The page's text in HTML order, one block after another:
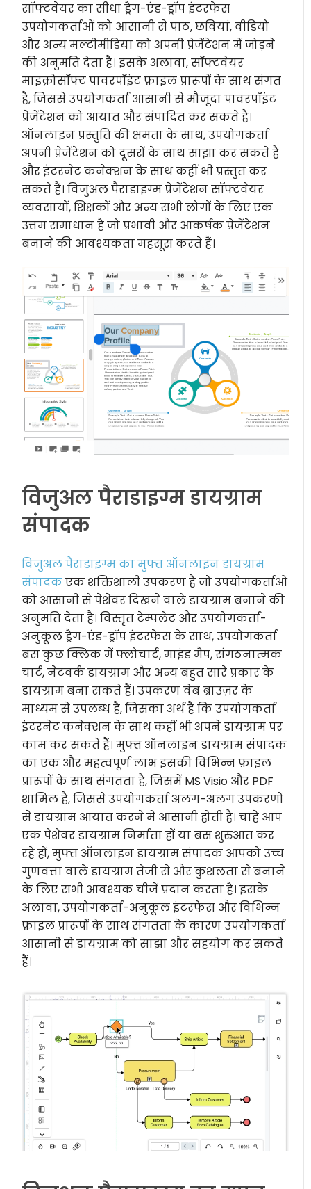
सॉफ्टवेयर का सीधा ड्रैग-एंड-ड्रॉप इंटरफेस
उपयोगकर्ताओं को आसानी से पाठ, छवियां, वीडियो
और अन्य मल्टीमीडिया को अपनी प्रेजेंटेशन में जोड़ने
की अनुमति देता है। इसके अलावा, सॉफ्टवेयर
माइक्रोसॉफ्ट पावरपॉइंट फ़ाइल प्रारूपों के साथ संगत
है, जिससे उपयोगकर्ता आसानी से मौजूदा पावरपॉइंट
प्रेजेंटेशन को आयात और संपादित कर सकते हैं।
ऑनलाइन प्रस्तुति की क्षमता के साथ, उपयोगकर्ता
अपनी प्रेजेंटेशन को दूसरों के साथ साझा कर सकते हैं
और इंटरनेट कनेक्शन के साथ कहीं भी प्रस्तुत कर
सकते हैं। विजुअल पैराडाइग्म प्रेजेंटेशन सॉफ्टवेयर
व्यवसायों, शिक्षकों और अन्य सभी लोगों के लिए एक
उत्तम समाधान है जो प्रभावी और आकर्षक प्रेजेंटेशन
बनाने की आवश्यकता महसूस करते हैं।
विजुअल पैराडाइग्म डायग्राम
संपादक
विजुअल पैराडाइग्म का मुफ्त ऑनलाइन डायग्राम
संपादकएक शक्तिशाली उपकरण है जो उपयोगकर्ताओं
को आसानी से पेशेवर दिखने वाले डायग्राम बनाने की
अनुमति देता है। विस्तृत टेम्पलेट और उपयोगकर्ता-
अनुकूल ड्रैग-एंड-ड्रॉप इंटरफेस के साथ, उपयोगकर्ता
बस कुछ क्लिक में फ्लोचार्ट, माइंड मैप, संगठनात्मक
चार्ट, नेटवर्क डायग्राम और अन्य बहुत सारे प्रकार के
डायग्राम बना सकते हैं। उपकरण वेब ब्राउज़र के
माध्यम से उपलब्ध है, जिसका अर्थ है कि उपयोगकर्ता
इंटरनेट कनेक्शन के साथ कहीं भी अपने डायग्राम पर
काम कर सकते हैं। मुफ्त ऑनलाइन डायग्राम संपादक
का एक और महत्वपूर्ण लाभ इसकी विभिन्न फ़ाइल
प्रारूपों के साथ संगतता है, जिसमें MS Visio और PDF
शामिल हैं, जिससे उपयोगकर्ता अलग-अलग उपकरणों
से डायग्राम आयात करने में आसानी होती है। चाहे आप
एक पेशेवर डायग्राम निर्माता हों या बस शुरुआत कर
रहे हों, मुफ्त ऑनलाइन डायग्राम संपादक आपको उच्च
गुणवत्ता वाले डायग्राम तेजी से और कुशलता से बनाने
के लिए सभी आवश्यक चीजें प्रदान करता है। इसके
अलावा, उपयोगकर्ता-अनुकूल इंटरफेस और विभिन्न
फ़ाइल प्रारूपों के साथ संगतता के कारण उपयोगकर्ता
आसानी से डायग्राम को साझा और सहयोग कर सकते
हैं।